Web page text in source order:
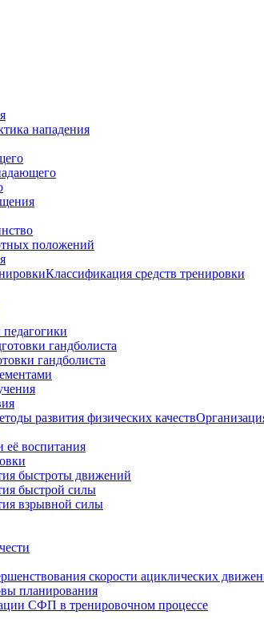
нападения
положений
Классификация средств тренировки
гандболиста
гандболиста
воспитания
быстроты движений
быстрой силы
взрывной силы
скорости ациклических
планирования
СФП в тренировочном процессе